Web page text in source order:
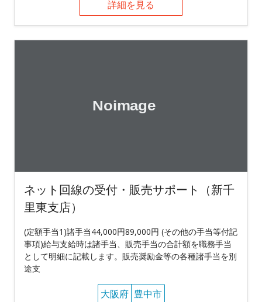
詳細を見る
ネット回線の受付・販売サポート（新千
里東支店）
(定額手当1)諸手当44,000円89,000円 (その他の手当等付記
事項)給与支給時は諸手当、販売手当の合計額を職務手当
として明細に記載します。販売奨励金等の各種諸手当を別
途支
大阪府 豊中市